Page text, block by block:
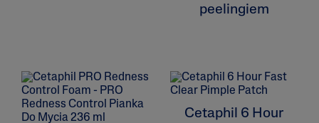
peelingiem
Cetaphil 6 Hour